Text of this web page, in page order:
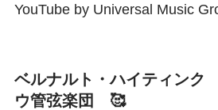
YouTube by Universal Music
ベルナルト・ハイティン
ウ管弦楽団 🥰